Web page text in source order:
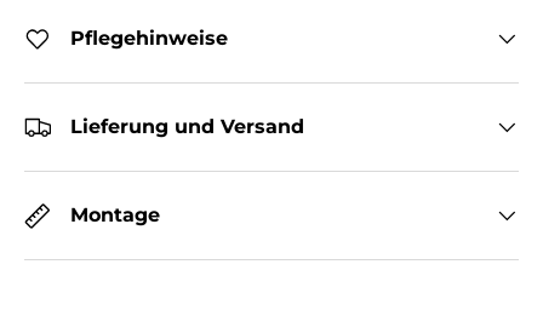
Pflegehinweise
Lieferung und Versand
Montage